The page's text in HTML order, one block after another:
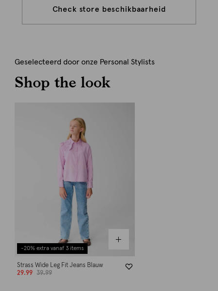
Check store beschikbaarheid
Geselecteerd door onze Personal Stylists
Shop the look
-20% extra vanaf 3 items
Strass Wide Leg Fit Jeans Blauw
29.99
39.99